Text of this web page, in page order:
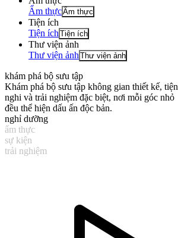
Ẩm thựcẨm thực
Tiện ích
Tiện ích Tiện ích
Thư viện ảnh
Thư viện ảnh Thư viện ảnh
khám phá bộ sưu tập
Khám phá bộ sưu tập không gian thiết kế, tiện
nghi và trải nghiệm đặc biệt, nơi mỗi góc nhỏ
đều thể hiện dấu ấn độc bản.
nghỉ dưỡng
‍ẩm thực
sự kiện
trải nghiệm